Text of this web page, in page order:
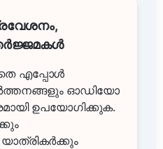
എപ്പോൾ
ഓഡിയോ
ഉപയോഗിക്കുക.